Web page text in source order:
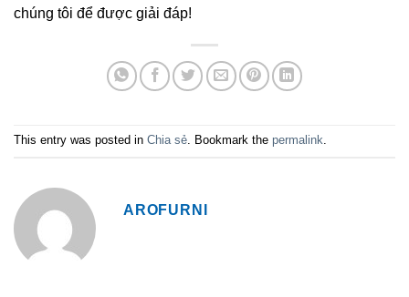
chúng tôi để được giải đáp!
This entry was posted in Chia sẻ. Bookmark the permalink.
AROFURNI